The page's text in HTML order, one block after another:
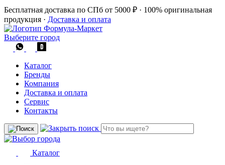
Бесплатная доставка по СПб от 5000 ₽ · 100% оригинальная
продукция · Доставка и оплата
Выберите город
Каталог
Бренды
Компания
Доставка и оплата
Сервис
Контакты
Каталог